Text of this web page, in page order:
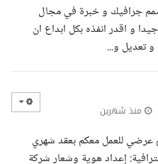
جرافيك و خبرة في مجال
جيدا و اقدر انفذه بكل ابداع ان
تعديل و...
منذ شهرين
عرضي للعمل معكم بعقد شهري
إعداد هوية وشعار شركة